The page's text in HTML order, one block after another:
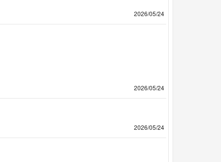
2026/05/24
2026/05/24
2026/05/24